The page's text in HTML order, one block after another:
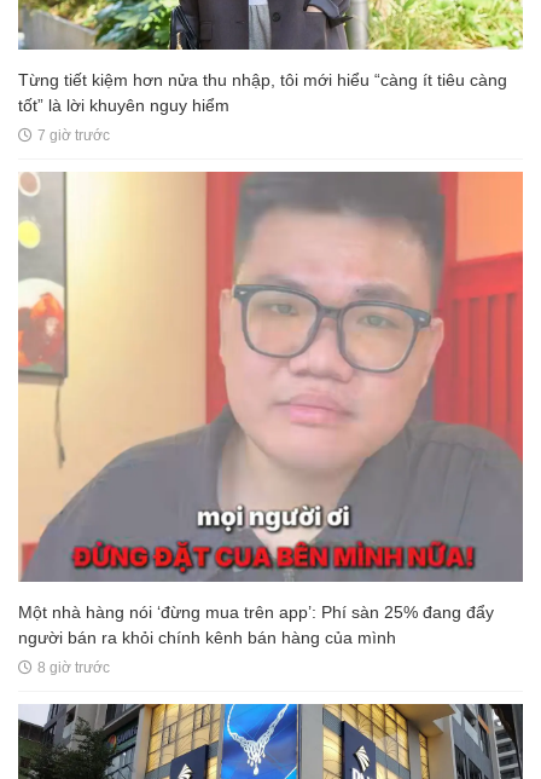
Từng tiết kiệm hơn nửa thu nhập, tôi mới hiểu “càng ít tiêu càng
tốt” là lời khuyên nguy hiểm
7 giờ trước
Một nhà hàng nói ‘đừng mua trên app’: Phí sàn 25% đang đẩy
người bán ra khỏi chính kênh bán hàng của mình
8 giờ trước